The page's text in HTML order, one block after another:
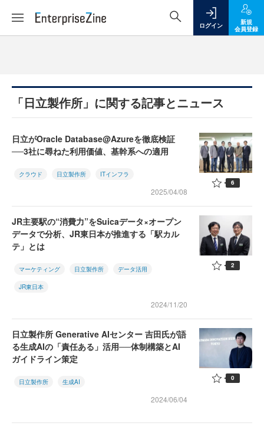
ログイン
新規
会員登録
「日立製作所」に関する記事とニュース
日立がOracle Database@Azureを徹底検証
──3社に尋ねた利用価値、基幹系への適用
クラウド 日立製作所 ITインフラ
2025/04/08
6
JR主要駅の“消費力”をSuicaデータ×オープン
データで分析、JR東日本が推進する「駅カル
テ」とは
マーケティング 日立製作所 データ活用
JR東日本
2024/11/20
2
日立製作所 Generative AIセンター 吉田氏が語
る生成AIの「責任ある」活用──体制構築とAI
ガイドライン策定
日立製作所 生成AI
2024/06/04
0